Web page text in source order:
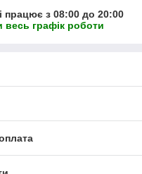
працює з 08:00 до 20:00
весь графік роботи